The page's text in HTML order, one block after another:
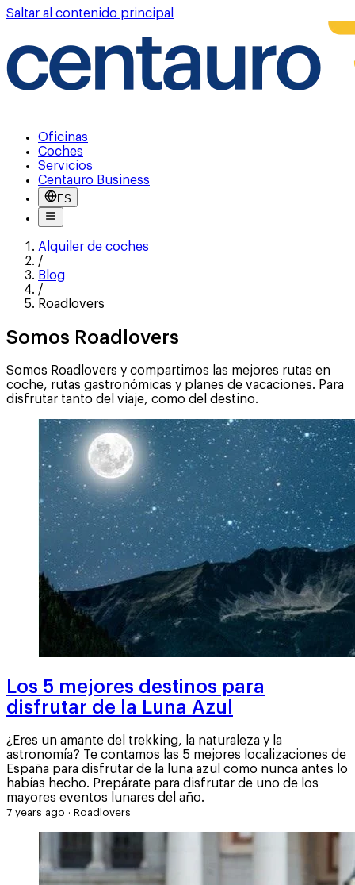
Saltar al contenido principal
Oficinas
Coches
Servicios
Centauro Business
ES
Alquiler de coches
/
Blog
/
Roadlovers
Somos Roadlovers
Somos Roadlovers y compartimos las mejores rutas en
coche, rutas gastronómicas y planes de vacaciones. Para
disfrutar tanto del viaje, como del destino.
Los 5 mejores destinos para
disfrutar de la Luna Azul
¿Eres un amante del trekking, la naturaleza y la
astronomía? Te contamos las 5 mejores localizaciones de
España para disfrutar de la luna azul como nunca antes lo
habías hecho. Prepárate para disfrutar de uno de los
mayores eventos lunares del año.
7 years ago · Roadlovers